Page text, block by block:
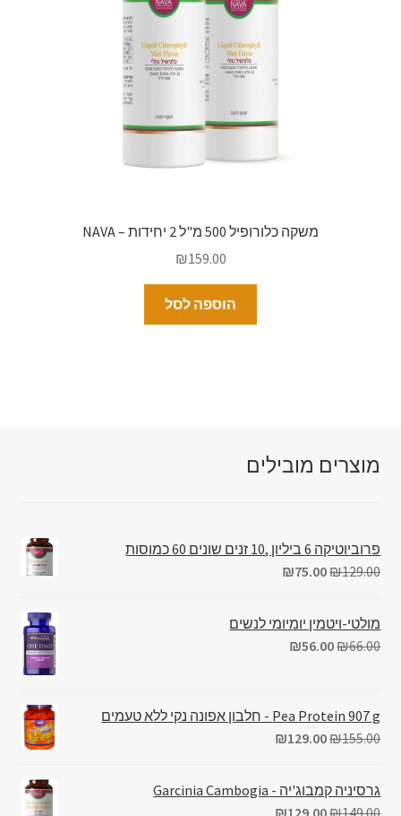
משקה כלורופיל 500 מ"ל 2 יחידות – NAVA
₪159.00
הוספה לסל
מוצרים מובילים
פרוביוטיקה 6 ביליון ,10 זנים שונים 60 כמוסות
₪129.00
₪75.00
מולטי-ויטמין יומיומי לנשים
₪66.00
₪56.00
Pea Protein 907 g - חלבון אפונה נקי ללא טעמים
₪155.00
₪129.00
גרסיניה קמבוג'יה - Garcinia Cambogia